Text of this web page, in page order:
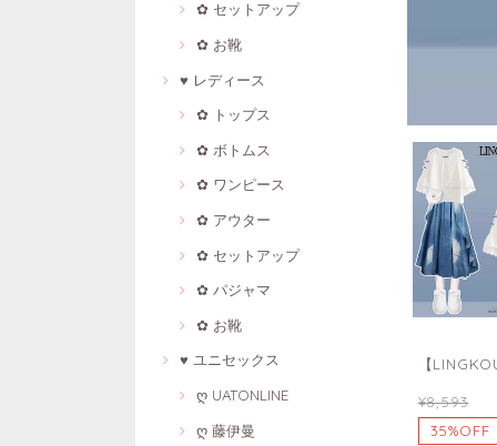
✿ セットアップ
✿ お靴
♥ レディース
✿ トップス
✿ ボトムス
✿ ワンピース
✿ アウター
✿ セットアップ
✿ パジャマ
✿ お靴
♥ ユニセックス
ღ UATONLINE
ღ 藤伊曼
【
¥8,593
35%OFF